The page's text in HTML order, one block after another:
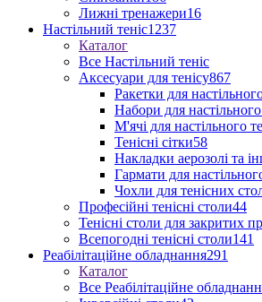
Лижні тренажери16
Настільний теніс1237
Каталог
Все Настільний теніс
Аксесуари для тенісу867
Ракетки для
Набори для настільного
М'ячі для настільного
Тенісні сітки58
Накладки аерозолі та
Гармати для
Чохли для тенісних
Професійні тенісні столи44
Тенісні столи для закритих
Всепогодні тенісні столи141
Реабілітаційне обладнання291
Каталог
Все Реабілітаційне